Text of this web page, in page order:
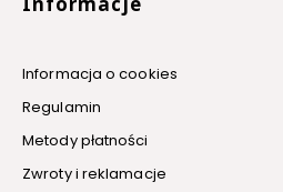
Informacja o cookies
Regulamin
Metody płatności
Zwroty i reklamacje